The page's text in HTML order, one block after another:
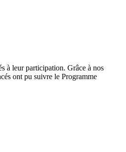
à leur participation. Grâce à nos
ont pu suivre le Programme